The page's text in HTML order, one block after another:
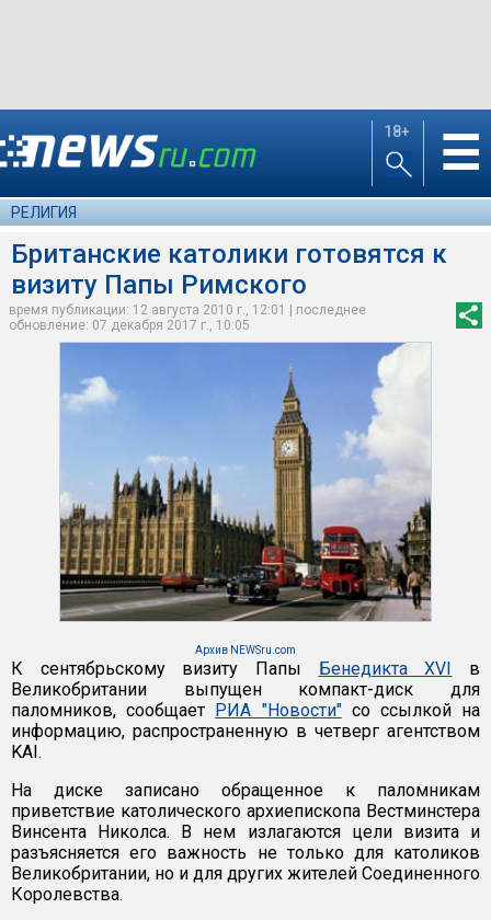
18+ ☰
РЕЛИГИЯ
Британские католики готовятся к
визиту Папы Римского
время публикации: 12 августа 2010 г., 12:01 | последнее
обновление: 07 декабря 2017 г., 10:05
Архив NEWSru.com
К сентябрьскому визиту Папы Бенедикта XVI в
Великобритании выпущен компакт-диск для
паломников, сообщает РИА "Новости"со ссылкой на
информацию, распространенную в четверг агентством
KAI.
На диске записано обращенное к паломникам
приветствие католического архиепископа Вестминстера
Винсента Николса. В нем излагаются цели визита и
разъясняется его важность не только для католиков
Великобритании, но и для других жителей Соединенного
Королевства.